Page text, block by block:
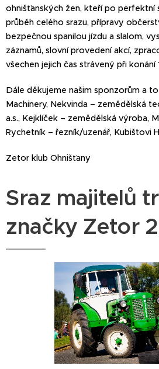
ohnišťanských žen, kteří po perfektní
průběh celého srazu, přípravy
bezpečnou spanilou jízdu a slalom,
záznamů, slovní provedení akcí,
všechen jejich čas strávený při konání
Dále děkujeme našim sponzorům a
Machinery, Nekvinda – zemědělská
a.s., Kejklíček – zemědělská výroba,
Rychetník – řezník/uzenář, Kubištovi
Zetor klub Ohnišťany
Sraz majitelů
značky Zetor